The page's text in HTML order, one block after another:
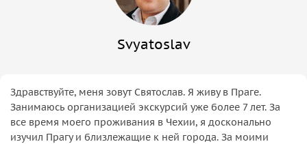
Svyatoslav
Здравствуйте, меня зовут Святослав. Я живу в Праге.
Занимаюсь организацией экскурсий уже более 7 лет. За
все время моего проживания в Чехии, я досконально
изучил Прагу и близлежащие к ней города. За моими